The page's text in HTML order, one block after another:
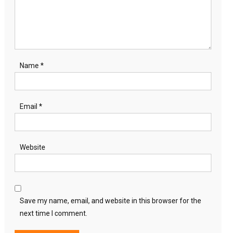
Name *
Email *
Website
Save my name, email, and website in this browser for the
next time I comment.